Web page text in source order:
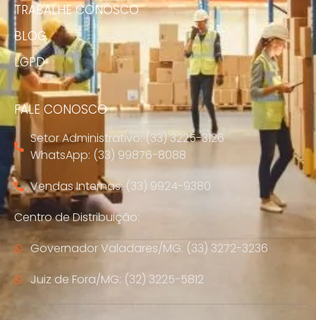
TRABALHE CONOSCO
BLOG
LGPD
FALE CONOSCO
Setor Administrativo: (33) 3225-3126
WhatsApp: (33) 99876-8088
Vendas Internas: (33) 9924-9380
Centro de Distribuição:
Governador Valadares/MG: (33) 3272-3236
Juiz de Fora/MG: (32) 3225-5812